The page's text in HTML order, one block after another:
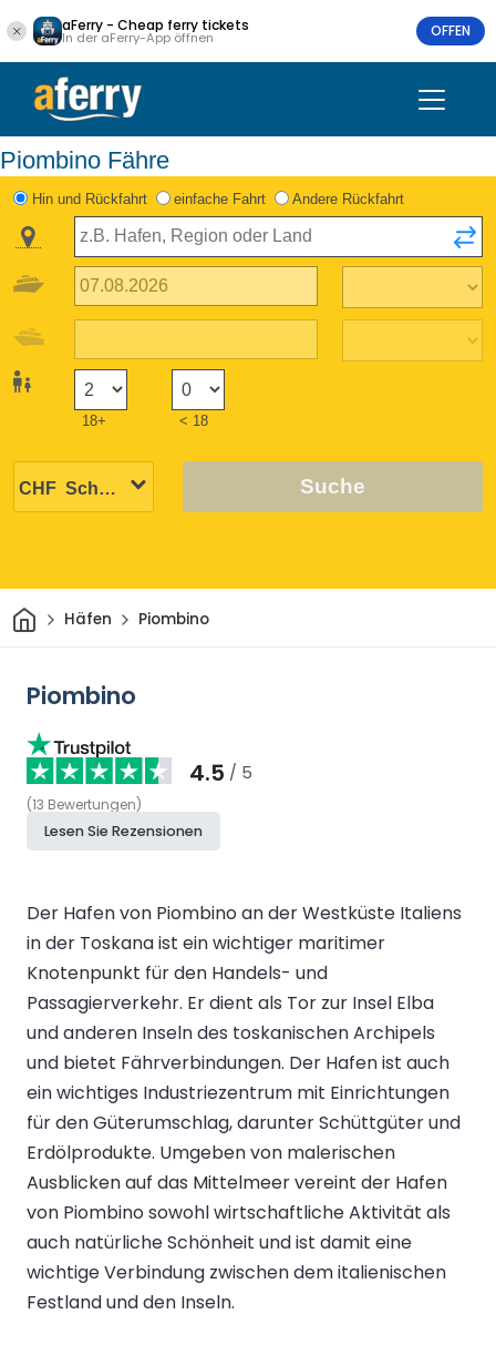
aFerry - Cheap ferry tickets
In der aFerry-App öffnen OFFEN
Piombino Fähre
Hin und Rückfahrt einfache Fahrt Andere Rückfahrt
18+ < 18
Suche
HeimHäfen Piombino
Piombino
4.5 / 5
(13 Bewertungen)
Lesen Sie Rezensionen
Der Hafen von Piombino an der Westküste Italiens
in der Toskana ist ein wichtiger maritimer
Knotenpunkt für den Handels- und
Passagierverkehr. Er dient als Tor zur Insel Elba
und anderen Inseln des toskanischen Archipels
und bietet Fährverbindungen. Der Hafen ist auch
ein wichtiges Industriezentrum mit Einrichtungen
für den Güterumschlag, darunter Schüttgüter und
Erdölprodukte. Umgeben von malerischen
Ausblicken auf das Mittelmeer vereint der Hafen
von Piombino sowohl wirtschaftliche Aktivität als
auch natürliche Schönheit und ist damit eine
wichtige Verbindung zwischen dem italienischen
Festland und den Inseln.